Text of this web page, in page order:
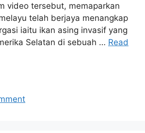
video tersebut, memaparkan
telah berjaya menangkap
iaitu ikan asing invasif yang
Selatan di sebuah … Read